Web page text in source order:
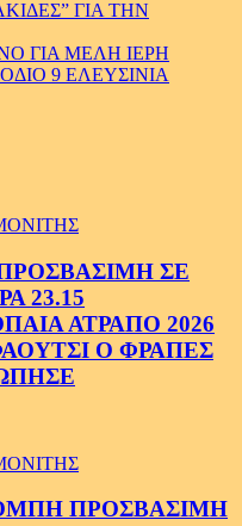
ΓΙΑ ΤΗΝ
ΓΙΑ ΜΕΛΗ ΙΕΡΗ
9 ΕΛΕΥΣΙΝΙΑ
ΣΕ
23.15
ΑΤΡΑΠΟ 2026
Ο ΦΡΑΠΕΣ
ΠΡΟΣΒΑΣΙΜΗ